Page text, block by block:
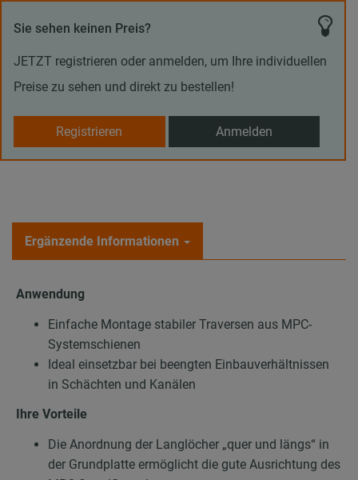
Sie sehen keinen Preis?
JETZT registrieren oder anmelden, um Ihre individuellen
Preise zu sehen und direkt zu bestellen!
Registrieren Anmelden
Ergänzende Informationen
Anwendung
Einfache Montage stabiler Traversen aus MPC-
Systemschienen
Ideal einsetzbar bei beengten Einbauverhältnissen
in Schächten und Kanälen
Ihre Vorteile
Die Anordnung der Langlöcher „quer und längs“ in
der Grundplatte ermöglicht die gute Ausrichtung des